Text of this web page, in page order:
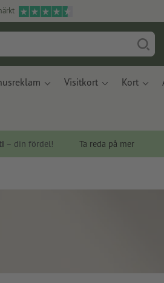
Visitkort Kort
– din fördel! Ta reda på mer